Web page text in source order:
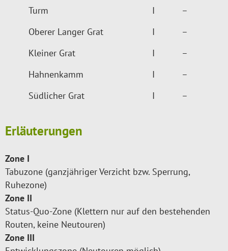
Turm
I
–
Oberer Langer Grat
I
–
Kleiner Grat
I
–
Hahnenkamm
I
–
Südlicher Grat
I –
Erläuterungen
Zone I
Tabuzone (ganzjähriger Verzicht bzw. Sperrung,
Ruhezone)
Zone II
Status-Quo-Zone (Klettern nur auf den bestehenden
Routen, keine Neutouren)
Zone III